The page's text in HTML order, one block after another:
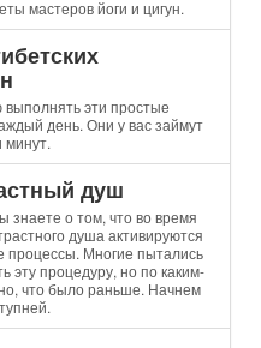
мастеров йоги и цигун.
эти простые
день. Они у вас займут
минут.
душ
знаете о том, что во время
душа активируются
процессы. Многие пытались
эту процедуру, но по каким-
что было раньше. Начнем